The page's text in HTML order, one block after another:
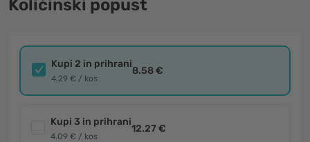
Količinski popust
Kupi 2 in prihrani
4.29 € / kos
8.58 €
Kupi 3 in prihrani
4.09 € / kos
12.27 €